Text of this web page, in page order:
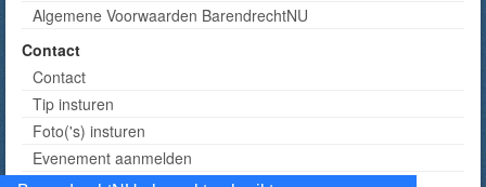
Algemene Voorwaarden BarendrechtNU
Contact
Contact
Tip insturen
Foto('s) insturen
Evenement aanmelden